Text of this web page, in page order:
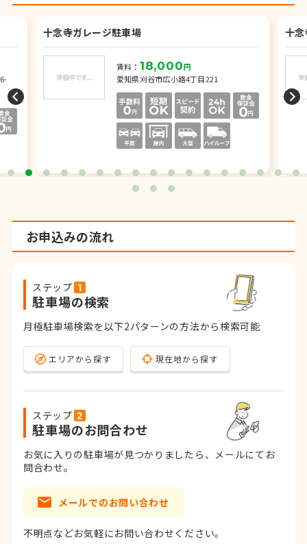
十念寺ガレージ駐車場
賃料： 18,000円
愛知県刈谷市広小路4丁目221
十
お申込みの流れ
ステップ
駐車場の検索
月極駐車場検索を以下2パターンの方法から検索可能
エリアから探す 現在地から探す
ステップ
駐車場のお問合わせ
お気に入りの駐車場が見つかりましたら、メールにてお
問合わせ。
メールでのお問い合わせ
不明点などお気軽にお問い合わせください。